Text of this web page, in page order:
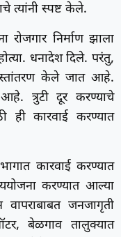
त्यांनी स्पष्ट केले.
रोजगार निर्माण झाला
धनादेश दिले. परंतु,
केले जात आहे.
त्रुटी दूर करण्याचे
ही कारवाई करण्यात
कारवाई करण्यात
करण्यात आल्या
जनजागृती
बेळगाव तालुक्यात